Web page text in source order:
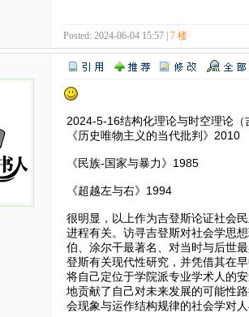
Posted: 2024-06-04 15:57 | 7 楼
2024-5-16结构化理论与时空理论（
《历史唯物主义的当代批判》2010
《民族-国家与暴力》1985
《超越左与右》1994
很明显，以上作为吉登斯论证社会
进程有关。访寻吉登斯对社会学思
伯、涂尔干最著名、对当时与后世
登斯有关现代性研究，并凭借其在
将自己定位于学院派专业学术人的
地贡献了自己对未来发展的可能性
会现象与运作结构规律的社会学对